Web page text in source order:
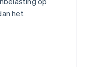
het